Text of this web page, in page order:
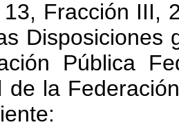
Fracción III,
Disposiciones
Pública
de la